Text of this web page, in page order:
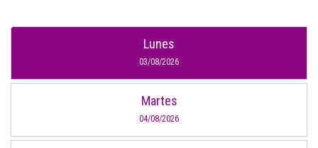
Lunes
03/08/2026
Martes
04/08/2026